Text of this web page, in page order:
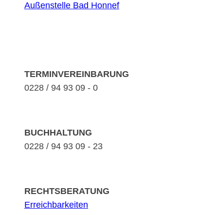
Außenstelle Bad Honnef
TERMINVEREINBARUNG
0228 / 94 93 09 - 0
BUCHHALTUNG
0228 / 94 93 09 - 23
RECHTSBERATUNG
Erreichbarkeiten